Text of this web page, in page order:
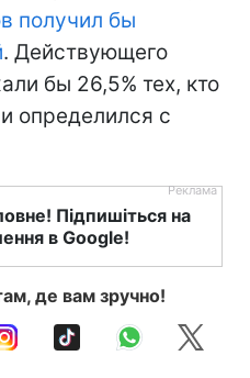
получил бы
. Действующего
бы 26,5% тех, кто
определился с
Підпишіться на
в Google!
де вам зручно!